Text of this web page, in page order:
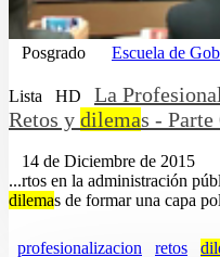
Posgrado Escuela de
Lista HD
La
Retos y dilemas - Parte
14 de Diciembre de 2015
...rtos en la administración
dilemas de formar una capa
profesionalizacion retos